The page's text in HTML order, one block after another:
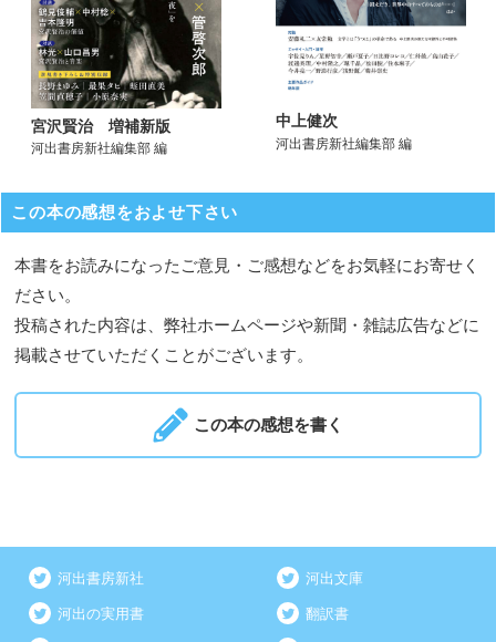
宮沢賢治 増補新版
河出書房新社編集部 編
中上健次
河出書房新社編集部 編
この本の感想をおよせ下さい
本書をお読みになったご意見・ご感想などをお気軽にお寄せく
ださい。
投稿された内容は、弊社ホームページや新聞・雑誌広告などに
掲載させていただくことがございます。
この本の感想を書く
河出書房新社 河出文庫
河出の実用書 翻訳書